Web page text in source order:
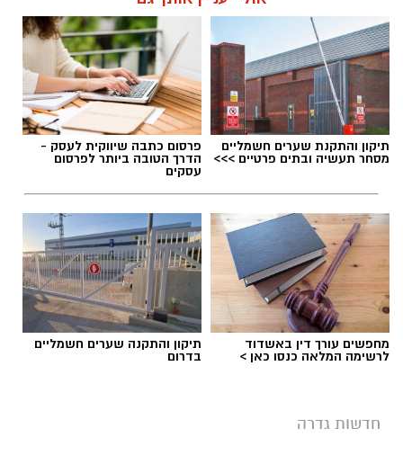
תיקון והתקנת שערים חשמליים
מסחר תעשיה ובתים פרטיים >>>
פרסום כתבה שיווקית לעסק -
הדרך הטובה ביותר לפרסום
עסקים
מחפשים עורך דין באשדוד
לרשימה המלאה כנסו כאן >
תיקון והתקנה שערים חשמליים
בדרום
חדשות גדרה